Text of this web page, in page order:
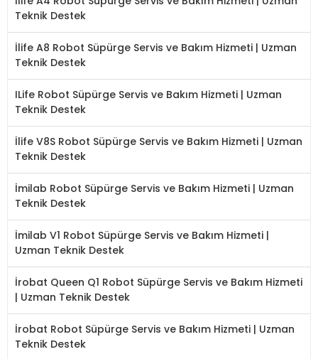
Teknik Destek
İlife A8 Robot Süpürge Servis ve Bakım Hizmeti | Uzman
Teknik Destek
ILife Robot Süpürge Servis ve Bakım Hizmeti | Uzman
Teknik Destek
İlife V8S Robot Süpürge Servis ve Bakım Hizmeti | Uzman
Teknik Destek
İmilab Robot Süpürge Servis ve Bakım Hizmeti | Uzman
Teknik Destek
İmilab V1 Robot Süpürge Servis ve Bakım Hizmeti |
Uzman Teknik Destek
İrobat Queen Q1 Robot Süpürge Servis ve Bakım Hizmeti
| Uzman Teknik Destek
İrobat Robot Süpürge Servis ve Bakım Hizmeti | Uzman
Teknik Destek